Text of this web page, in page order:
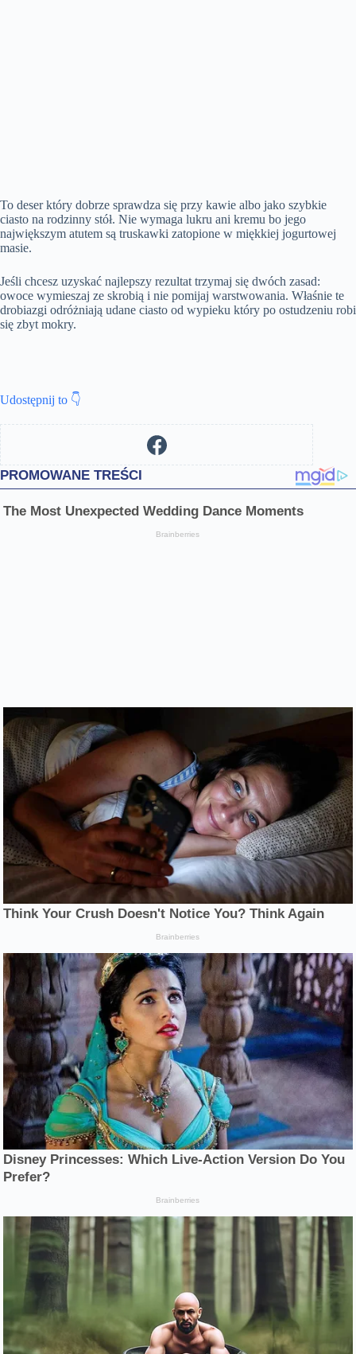
To deser który dobrze sprawdza się przy kawie albo jako szybkie
ciasto na rodzinny stół. Nie wymaga lukru ani kremu bo jego
największym atutem są truskawki zatopione w miękkiej jogurtowej
masie.
Jeśli chcesz uzyskać najlepszy rezultat trzymaj się dwóch zasad:
owoce wymieszaj ze skrobią i nie pomijaj warstwowania. Właśnie te
drobiazgi odróżniają udane ciasto od wypieku który po ostudzeniu robi
się zbyt mokry.
Udostępnij to 👇